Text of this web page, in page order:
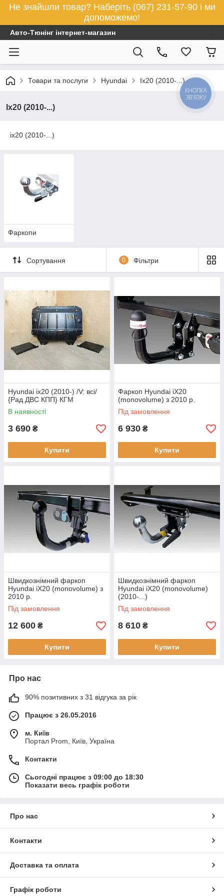
Не знайшли товар? Наберіть (067) 231-57-90 і ми
допоможемо!
Авто-Тюнінг інтернет-магазин
Товари та послуги Hyundai Ix20 (2010-...)
Ix20 (2010-...)
ix20 (2010-...)
Фаркопи
Сортування 0 Фільтри
Hyundai ix20 (2010-) /V: всі/
{Рад ДВС КПП} КГМ
В наявності
3 690 ₴
Купити
Фаркоп Hyundai iX20
(monovolume) з 2010 р.
Під замовлення
6 930 ₴
Купити
Швидкознімний фаркоп
Hyundai iX20 (monovolume) з
2010 р.
Під замовлення
12 600 ₴
Купити
Швидкознімний фаркоп
Hyundai iX20 (monovolume)
(2010-...)
Під замовлення
8 610 ₴
Купити
Про нас
90% позитивних з 31 відгука за рік
Працює з 26.05.2016
м. Київ
Портал Prom, Київ, Україна
Контакти
Сьогодні працює з 09:00 до 18:30
Показати весь графік роботи
Про нас
Контакти
Доставка та оплата
Графік роботи
КНОПКА
ЗВ'ЯЗКУ